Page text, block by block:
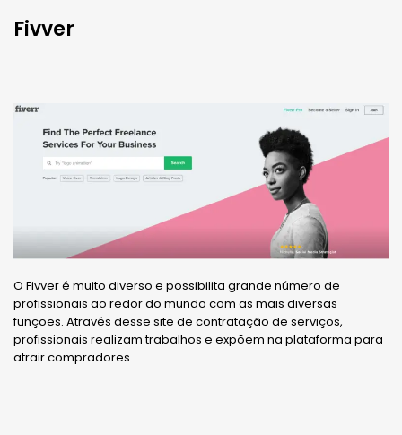
Fivver
O Fivver é muito diverso e possibilita grande número de
profissionais ao redor do mundo com as mais diversas
funções. Através desse site de contratação de serviços,
profissionais realizam trabalhos e expõem na plataforma para
atrair compradores.